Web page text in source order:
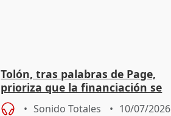
Tolón, tras palabras de Page,
prioriza que la financiación se
aborde "ya" en el CPFF
Sonido Totales 10/07/2026